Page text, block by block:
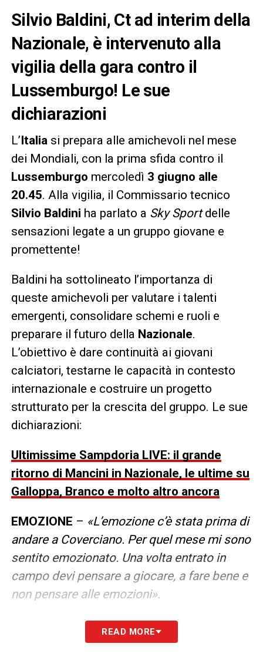
Silvio Baldini, Ct ad interim della
Nazionale, è intervenuto alla
vigilia della gara contro il
Lussemburgo! Le sue
dichiarazioni
L’Italia si prepara alle amichevoli nel mese
dei Mondiali, con la prima sfida contro il
Lussemburgo mercoledì 3 giugno alle
20.45. Alla vigilia, il Commissario tecnico
Silvio Baldini ha parlato a Sky Sportdelle
sensazioni legate a un gruppo giovane e
promettente!
Baldini ha sottolineato l’importanza di
queste amichevoli per valutare i talenti
emergenti, consolidare schemi e ruoli e
preparare il futuro della Nazionale.
L’obiettivo è dare continuità ai giovani
calciatori, testarne le capacità in contesto
internazionale e costruire un progetto
strutturato per la crescita del gruppo. Le sue
dichiarazioni:
Ultimissime Sampdoria LIVE: il grande
ritorno di Mancini in Nazionale, le ultime su
Galloppa, Branco e molto altro ancora
EMOZIONE – «L’emozione c’è stata prima di
andare a Coverciano. Per quel mese mi sono
sentito emozionato. Una volta entrato in
campo devi pensare a giocare, a fare bene e
non pensare alle emozioni».
«Tutti i ragazzi si sono allenati
benissimo, ma ne ero sicuro perché il
READ MORE